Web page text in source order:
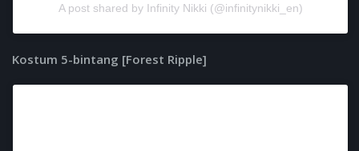
A post shared by Infinity Nikki (@infinitynikki_en)
Kostum 5-bintang [Forest Ripple]